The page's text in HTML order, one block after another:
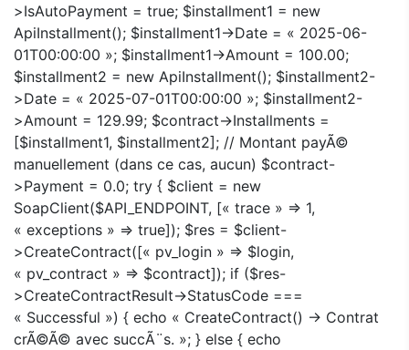
>IsAutoPayment = true; $installment1 = new
ApiInstallment(); $installment1->Date = « 2025-06-
01T00:00:00 »; $installment1->Amount = 100.00;
$installment2 = new ApiInstallment(); $installment2-
>Date = « 2025-07-01T00:00:00 »; $installment2-
>Amount = 129.99; $contract->Installments =
[$installment1, $installment2]; // Montant payÃ©
manuellement (dans ce cas, aucun) $contract-
>Payment = 0.0; try { $client = new
SoapClient($API_ENDPOINT, [« trace » => 1,
« exceptions » => true]); $res = $client-
>CreateContract([« pv_login » => $login,
« pv_contract » => $contract]); if ($res-
>CreateContractResult->StatusCode ===
« Successful ») { echo « CreateContract() -> Contrat
crÃ©Ã© avec succÃ¨s. »; } else { echo